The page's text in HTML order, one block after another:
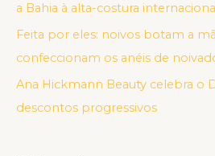
a Bahia à alta-costura internacional
Feita por eles: noivos botam a
confeccionam os anéis de
Ana Hickmann Beauty celebra o
descontos progressivos